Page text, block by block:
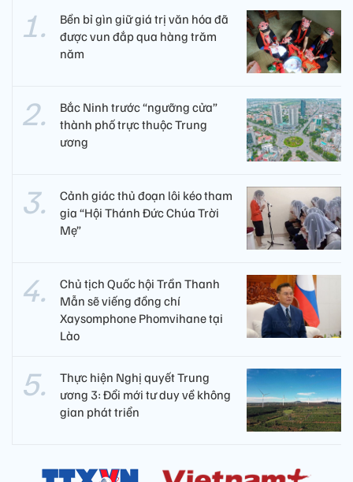
Bền bỉ gìn giữ giá trị văn hóa đã
được vun đắp qua hàng trăm
năm
Bắc Ninh trước “ngưỡng cửa”
thành phố trực thuộc Trung
ương
Cảnh giác thủ đoạn lôi kéo tham
gia “Hội Thánh Đức Chúa Trời
Mẹ”
Chủ tịch Quốc hội Trần Thanh
Mẫn sẽ viếng đồng chí
Xaysomphone Phomvihane tại
Lào
Thực hiện Nghị quyết Trung
ương 3: Đổi mới tư duy về không
gian phát triển